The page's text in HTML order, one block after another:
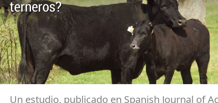
terneros?
Un estudio, publicado en Spanish Journal of